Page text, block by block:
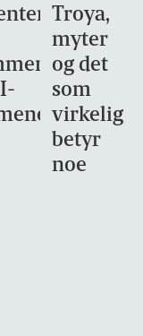
Troya,
myter
og det
som
virkelig
betyr
noe